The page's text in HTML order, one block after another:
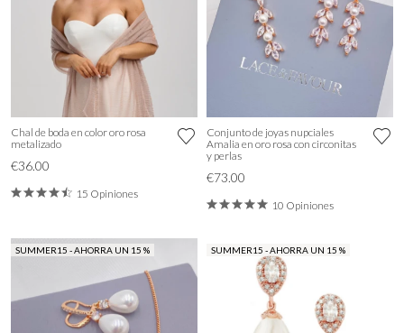
Chal de boda en color oro rosa
metalizado
€36.00
15 Opiniones
Conjunto de joyas nupciales
Amalia en oro rosa con circonitas
y perlas
€73.00
10 Opiniones
SUMMER15 - AHORRA UN 15 % SUMMER15 - AHORRA UN 15 %